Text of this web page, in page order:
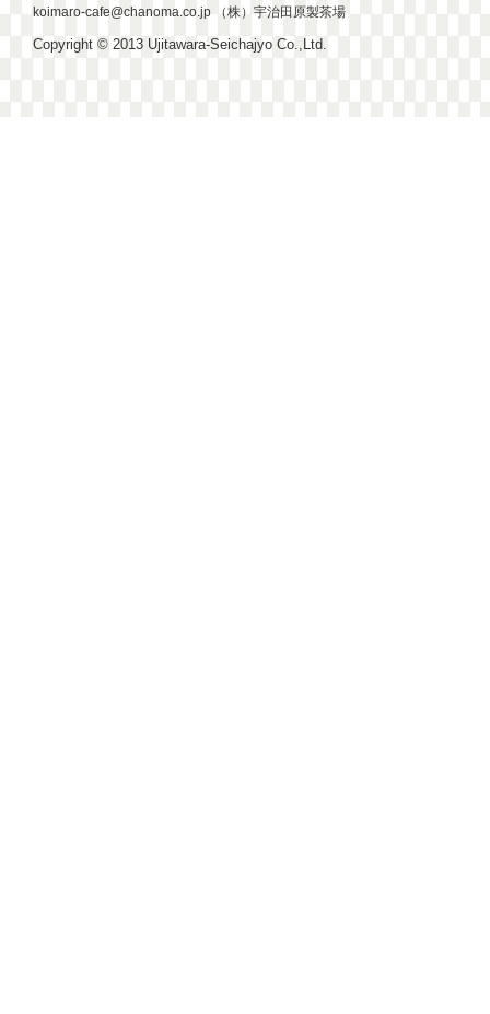
koimaro-cafe@chanoma.co.jp （株）宇治田原製茶場
Copyright © 2013 Ujitawara-Seichajyo Co.,Ltd.